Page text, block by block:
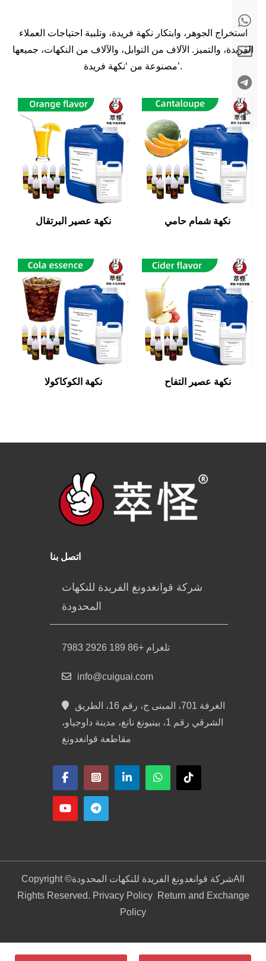
استخراج الجوهر، وابتكار نكهة فريدة، وتلبية احتياجات العملاء
الفريدة، والتميز. الآلاف من التوابل، والآلاف من النكهات، جميعها
مصنوعة من ‘نكهة فريدة’.
نكهة عصير البرتقال نكهة شمام حامي
نكهة الكوكاكولا نكهة عصير التفاح
اتصل بنا
شركة قوانغدونغ الفريدة للنكهات
المحدودة
تلغرام +86 189 2926 7983
info@cuiguai.com
الغرفة 701، المبنى ج، رقم 16، الطريق
الشرقي رقم 1، بينيونغ نانغ، مدينة داوجياو،
مقاطعة قوانغدونغ
Copyright ©شركة قوانغدونغ الفريدة للنكهات المحدودةAll
Rights Reserved. Privacy Policy
Return and Exchange
Policy